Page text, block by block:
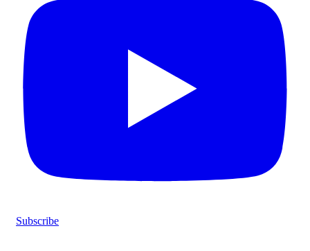
Subscribe